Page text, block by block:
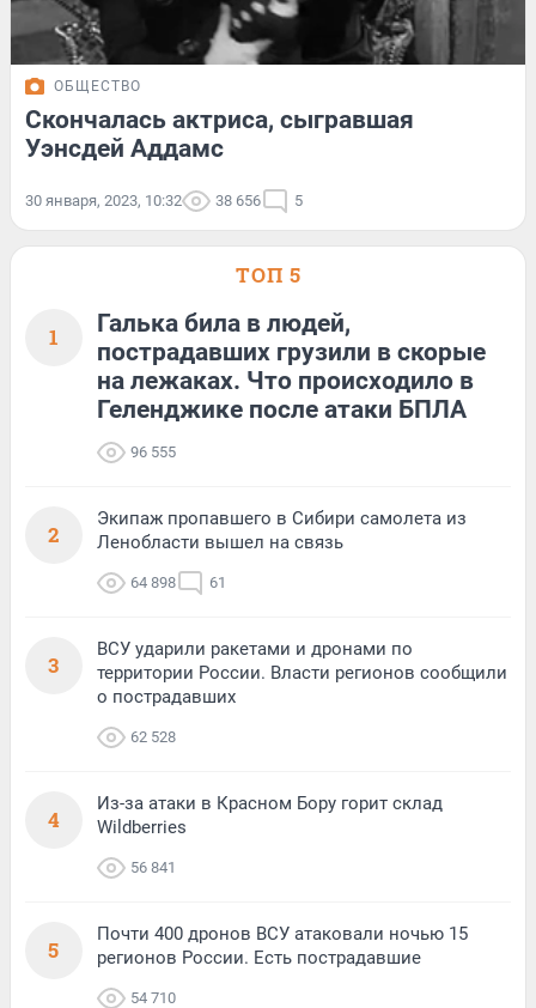
ОБЩЕСТВО
Скончалась актриса, сыгравшая
Уэнсдей Аддамс
30 января, 2023, 10:32 38 656 5
ТОП 5
1
Галька била в людей,
пострадавших грузили в скорые
на лежаках. Что происходило в
Геленджике после атаки БПЛА
96 555
2
Экипаж пропавшего в Сибири самолета из
Ленобласти вышел на связь
64 898 61
3
ВСУ ударили ракетами и дронами по
территории России. Власти регионов сообщили
о пострадавших
62 528
4
Из-за атаки в Красном Бору горит склад
Wildberries
56 841
5
Почти 400 дронов ВСУ атаковали ночью 15
регионов России. Есть пострадавшие
54 710